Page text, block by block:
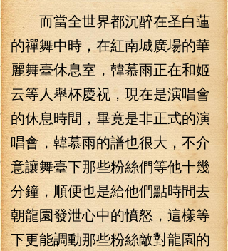
而當全世界都沉醉在圣白蓮
的禪舞中時，在紅南城廣場的華
麗舞臺休息室，韓慕雨正在和姬
云等人舉杯慶祝，現在是演唱會
的休息時間，畢竟是非正式的演
唱會，韓慕雨的譜也很大，不介
意讓舞臺下那些粉絲們等他十幾
分鐘，順便也是給他們點時間去
朝龍園發泄心中的憤怒，這樣等
下更能調動那些粉絲敵對龍園的